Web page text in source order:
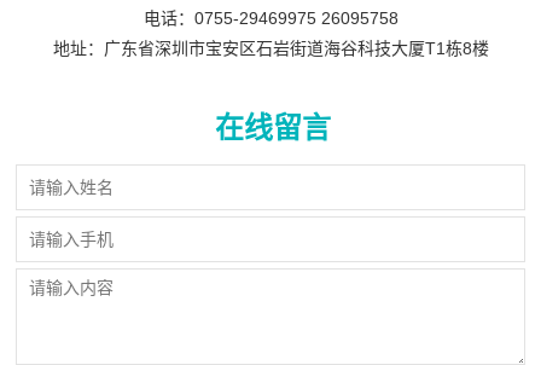
电话：0755-29469975 26095758
地址：广东省深圳市宝安区石岩街道海谷科技大厦T1栋8楼
在线留言